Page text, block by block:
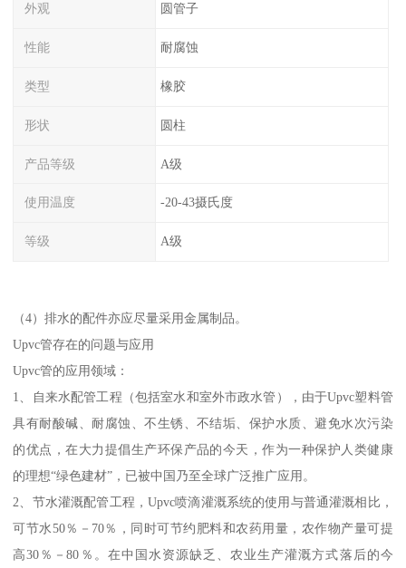
外观 圆管子
性能 耐腐蚀
类型 橡胶
形状 圆柱
产品等级 A级
使用温度 -20-43摄氏度
等级 A级
（4）排水的配件亦应尽量采用金属制品。
Upvc管存在的问题与应用
Upvc管的应用领域：
1、自来水配管工程（包括室水和室外市政水管），由于Upvc塑料管
具有耐酸碱、耐腐蚀、不生锈、不结垢、保护水质、避免水次污染
的优点，在大力提倡生产环保产品的今天，作为一种保护人类健康
的理想“绿色建材”，已被中国乃至全球广泛推广应用。
2、节水灌溉配管工程，Upvc喷滴灌溉系统的使用与普通灌溉相比，
可节水50％－70％，同时可节约肥料和农药用量，农作物产量可提
高30％－80％。在中国水资源缺乏、农业生产灌溉方式落后的今